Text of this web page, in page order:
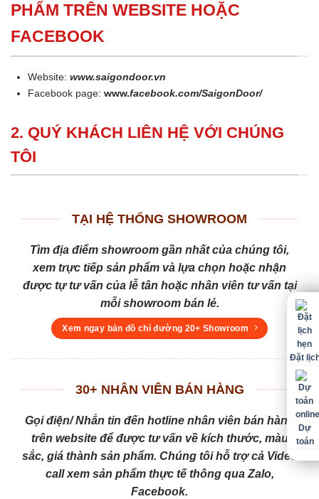
PHẨM TRÊN WEBSITE HOẶC
FACEBOOK
Website:www.saigondoor.vn
Facebook page:www.facebook.com/SaigonDoor/
2. QUÝ KHÁCH LIÊN HỆ VỚI CHÚNG
TÔI
TẠI HỆ THỐNG SHOWROOM
Tìm địa điểm showroom gần nhất của chúng tôi,
xem trực tiếp sản phẩm và lựa chọn hoặc nhận
được tự tư vấn của lễ tân hoặc nhân viên tư vấn tại
mỗi showroom bán lẻ.
Xem ngay bản đồ chỉ đường 20+ Showroom
30+ NHÂN VIÊN BÁN HÀNG
Gọi điện/ Nhắn tin đến hotline nhân viên bán hàng
trên website để được tư vấn về kích thước, màu
sắc, giá thành sản phẩm. Chúng tôi hỗ trợ cả Video
call xem sản phẩm thực tế thông qua Zalo,
Facebook.
Đặt
Dự
toán